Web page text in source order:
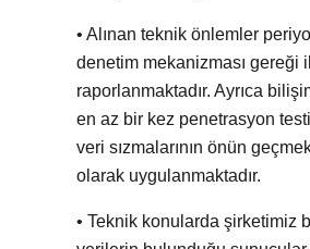
• Alınan teknik önlemler
denetim mekanizması gereği
raporlanmaktadır. Ayrıca
en az bir kez penetrasyon
veri sızmalarının önün
olarak uygulanmaktadır.
• Teknik konularda şirketimiz